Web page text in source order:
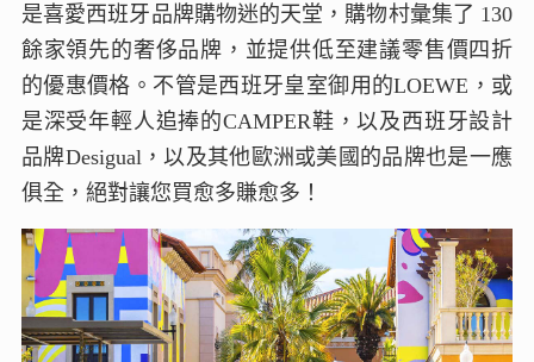
是喜愛西班牙品牌購物迷的天堂，購物村彙集了 130
餘家領先的奢侈品牌，並提供低至建議零售價四折
的優惠價格。不管是西班牙皇室御用的LOEWE，或
是深受年輕人追捧的CAMPER鞋，以及西班牙設計
品牌Desigual，以及其他歐洲或美國的品牌也是一應
俱全，絕對讓您買愈多賺愈多！